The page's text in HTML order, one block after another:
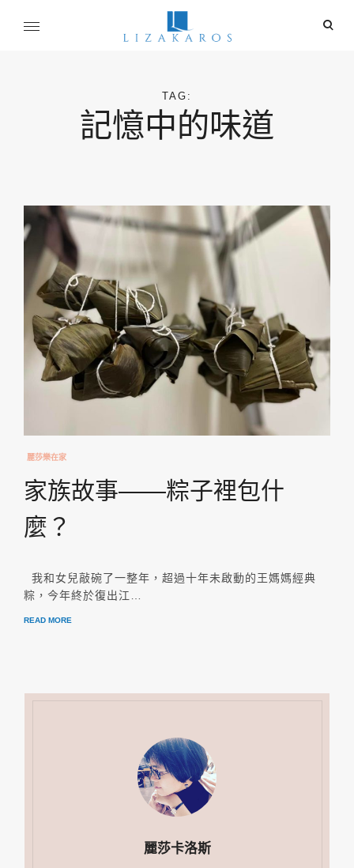
open
TAG:
記憶中的味道
麗莎樂在家
家族故事——粽子裡包什
麼？
我和女兒敲碗了一整年，超過十年未啟動的王媽媽經典
粽，今年終於復出江…
READ MORE
麗莎卡洛斯